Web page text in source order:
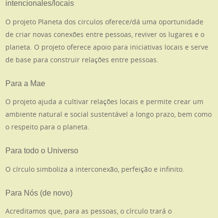
intencionales/locais
O projeto Planeta dos circulos oferece/dá uma oportunidade
de criar novas conexões entre pessoas, reviver os lugares e o
planeta. O projeto oferece apoio para iniciativas locais e serve
de base para construir relações entre pessoas.
Para a Mae
O projeto ajuda a cultivar relações locais e permite crear um
ambiente natural e social sustentável a longo prazo, bem como
o respeito para o planeta.
Para todo o Universo
O círculo simboliza a interconexão, perfeição e infinito.
Para Nós (de novo)
Acreditamos que, para as pessoas, o círculo trará o